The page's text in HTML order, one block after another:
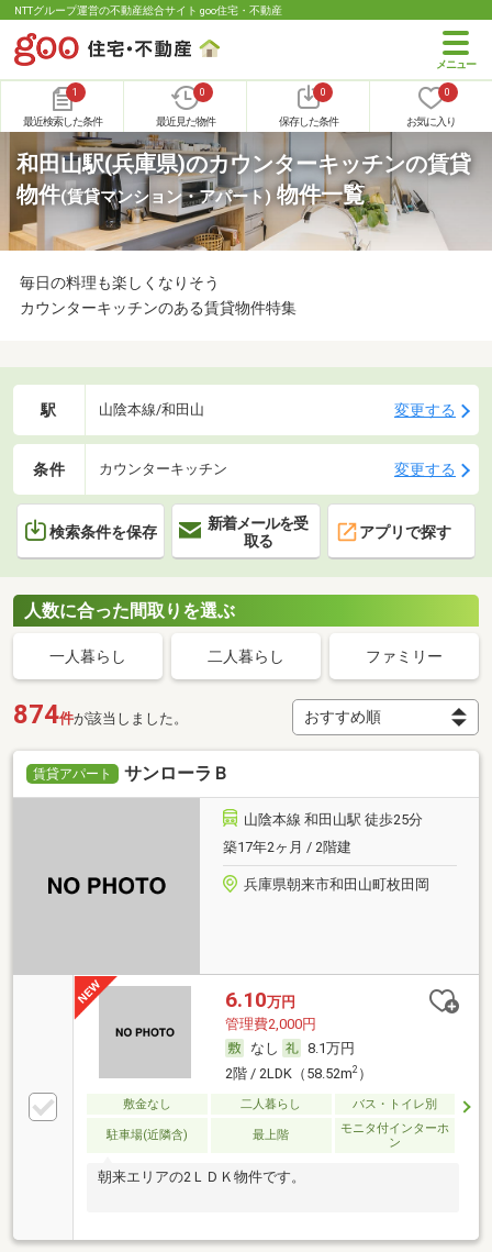
NTTグループ運営の不動産総合サイト goo住宅・不動産
1
最近検索した条件
0
最近見た物件
0
保存した条件
0
お気に入り
和田山駅(兵庫県)のカウンターキッチンの賃貸
物件(賃貸マンション・アパート)物件一覧
毎日の料理も楽しくなりそう
カウンターキッチンのある賃貸物件特集
駅 山陰本線/和田山 変更する
条件 カウンターキッチン 変更する
検索条件を保存
新着メールを受
取る
アプリで探す
人数に合った間取りを選ぶ
一人暮らし 二人暮らし ファミリー
874件が該当しました。
賃貸アパート サンローラＢ
山陰本線 和田山駅 徒歩25分
築17年2ヶ月 / 2階建
兵庫県朝来市和田山町枚田岡
6.10万円
管理費2,000円
なし
8.1万円
2階 / 2LDK（58.52m2）
敷金なし 二人暮らし バス・トイレ別
駐車場(近隣含) 最上階
モニタ付インターホ
ン
朝来エリアの2ＬＤＫ物件です。